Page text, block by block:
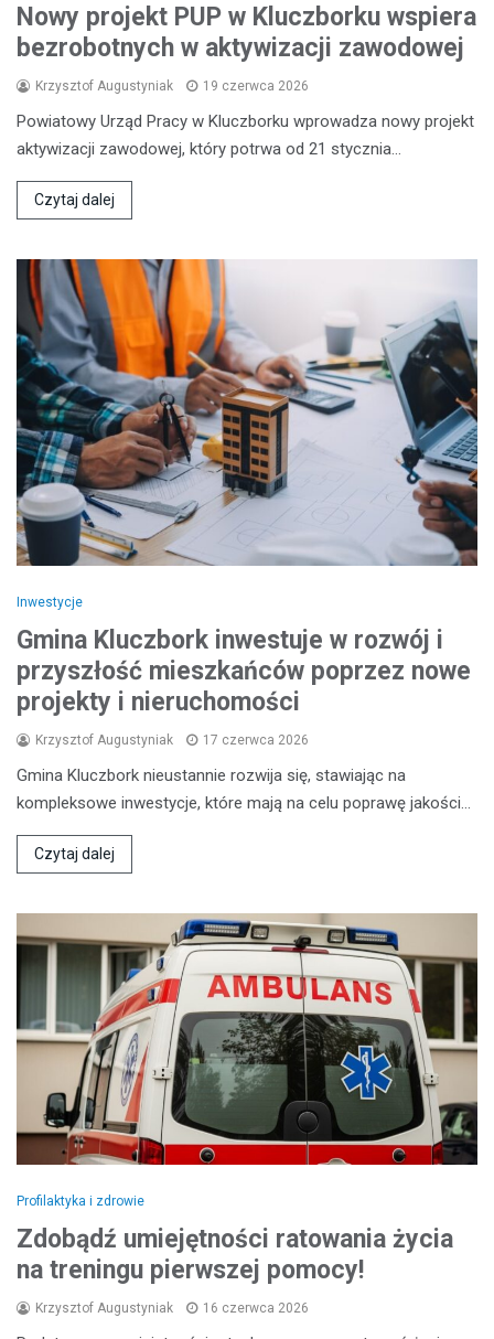
Nowy projekt PUP w Kluczborku wspiera
bezrobotnych w aktywizacji zawodowej
Krzysztof Augustyniak 19 czerwca 2026
Powiatowy Urząd Pracy w Kluczborku wprowadza nowy projekt
aktywizacji zawodowej, który potrwa od 21 stycznia…
Czytaj dalej
Inwestycje
Gmina Kluczbork inwestuje w rozwój i
przyszłość mieszkańców poprzez nowe
projekty i nieruchomości
Krzysztof Augustyniak 17 czerwca 2026
Gmina Kluczbork nieustannie rozwija się, stawiając na
kompleksowe inwestycje, które mają na celu poprawę jakości…
Czytaj dalej
Profilaktyka i zdrowie
Zdobądź umiejętności ratowania życia
na treningu pierwszej pomocy!
Krzysztof Augustyniak 16 czerwca 2026